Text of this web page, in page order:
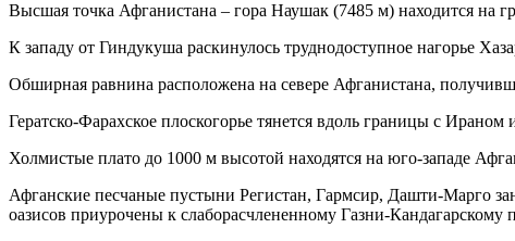
Высшая точка Афганистана – гора Наушак (7485 м) находится на
К западу от Гиндукуша раскинулось труднодоступное нагорье
Обширная равнина расположена на севере Афганистана,
Гератско-Фарахское плоскогорье тянется вдоль границы с
Холмистые плато до 1000 м высотой находятся на юго-западе
Афганские песчаные пустыни Регистан, Гармсир, Дашти-Марго
оазисов приурочены к слаборасчлененному Газни-